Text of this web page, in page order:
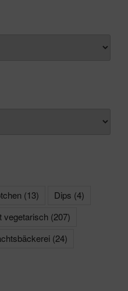
(13) Dips (4)
vegetarisch (207)
(24)